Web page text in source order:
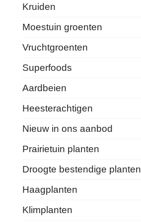
Kruiden
Moestuin groenten
Vruchtgroenten
Superfoods
Aardbeien
Heesterachtigen
Nieuw in ons aanbod
Prairietuin planten
Droogte bestendige planten
Haagplanten
Klimplanten